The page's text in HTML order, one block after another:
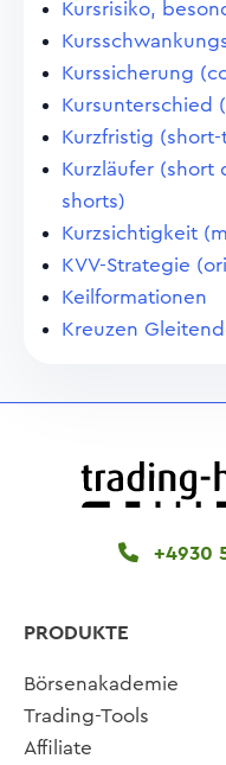
Kursrisiko,
Kurssicherung
Kursunterschied
Kurzfristig
Kurzläufer (short
shorts)
Kurzsichtigkeit
KVV-Strategie
Keilformationen
Kreuzen
+4930
PRODUKTE
Börsenakademie
Trading-Tools
Affiliate